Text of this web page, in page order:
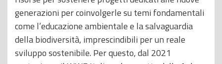
generazioni per coinvolgerle su temi fondamentali
come l’educazione ambientale e la salvaguardia
della biodiversità, imprescindibili per un reale
sviluppo sostenibile. Per questo, dal 2021